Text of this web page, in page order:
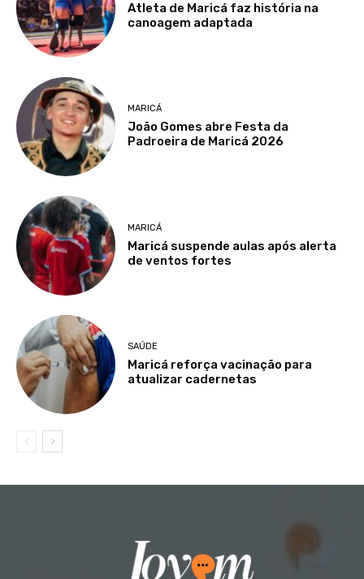
Atleta de Maricá faz história na
canoagem adaptada
MARICÁ
João Gomes abre Festa da
Padroeira de Maricá 2026
MARICÁ
Maricá suspende aulas após alerta
de ventos fortes
SAÚDE
Maricá reforça vacinação para
atualizar cadernetas